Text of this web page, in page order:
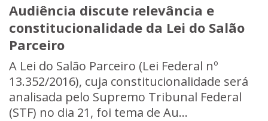
Audiência discute relevância e
constitucionalidade da Lei do Salão
Parceiro
A Lei do Salão Parceiro (Lei Federal nº
13.352/2016), cuja constitucionalidade será
analisada pelo Supremo Tribunal Federal
(STF) no dia 21, foi tema de Au...